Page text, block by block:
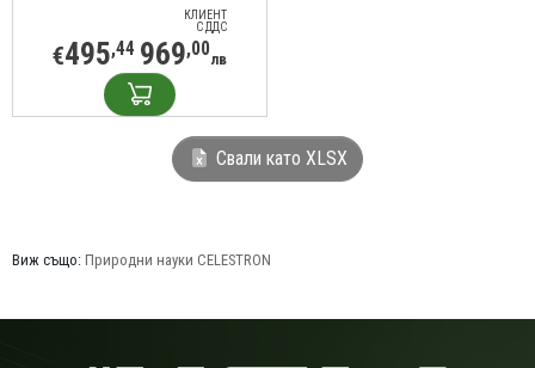
КЛИЕНТ
С ДДС
€495,44 969,00лв
Свали като XLSX
Виж също: Природни науки CELESTRON